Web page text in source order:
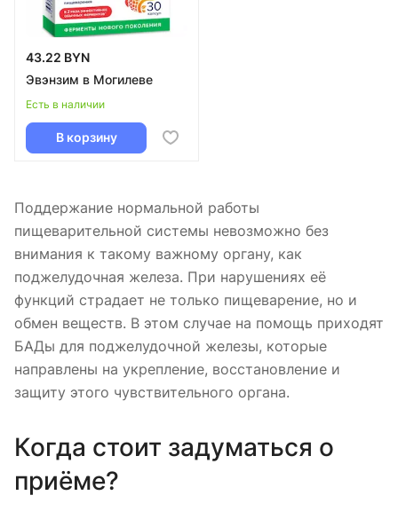
43.22 BYN
Эвэнзим в Могилеве
Есть в наличии
В корзину
Поддержание нормальной работы
пищеварительной системы невозможно без
внимания к такому важному органу, как
поджелудочная железа. При нарушениях её
функций страдает не только пищеварение, но и
обмен веществ. В этом случае на помощь приходят
БАДы для поджелудочной железы, которые
направлены на укрепление, восстановление и
защиту этого чувствительного органа.
Когда стоит задуматься о
приёме?